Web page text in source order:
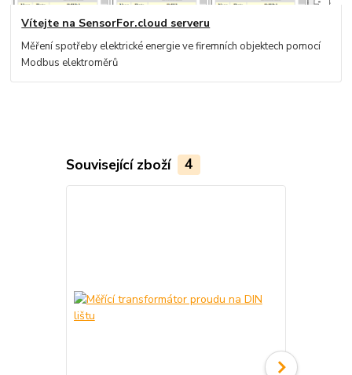
Vítejte na SensorFor.cloud serveru
Měření spotřeby elektrické energie ve firemních objektech pomocí
Modbus elektroměrů
Související zboží 4